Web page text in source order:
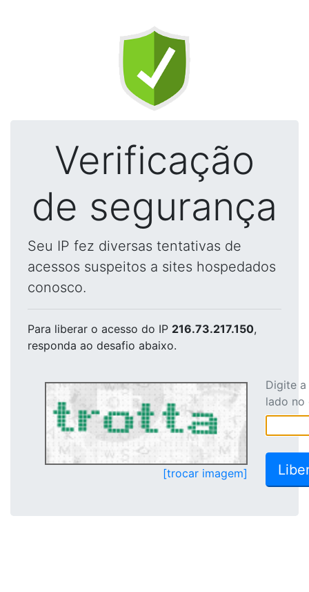
Verificação
de segurança
Seu IP fez diversas tentativas de
acessos suspeitos a sites hospedados
conosco.
Para liberar o acesso do IP 216.73.217.150,
responda ao desafio abaixo.
[trocar imagem]
Digite
lado no